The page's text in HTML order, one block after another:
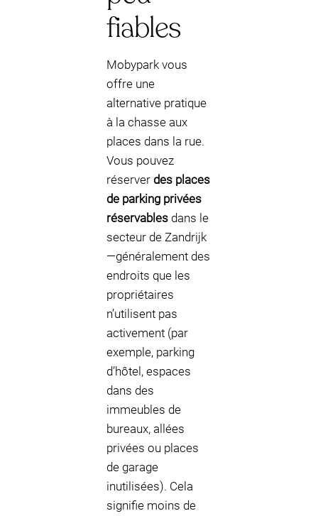
fiables
Mobypark vous
offre une
alternative pratique
à la chasse aux
places dans la rue.
Vous pouvez
réserver des places
de parking privées
réservables dans le
secteur de Zandrijk
—généralement des
endroits que les
propriétaires
n’utilisent pas
activement (par
exemple, parking
d’hôtel, espaces
dans des
immeubles de
bureaux, allées
privées ou places
de garage
inutilisées). Cela
signifie moins de